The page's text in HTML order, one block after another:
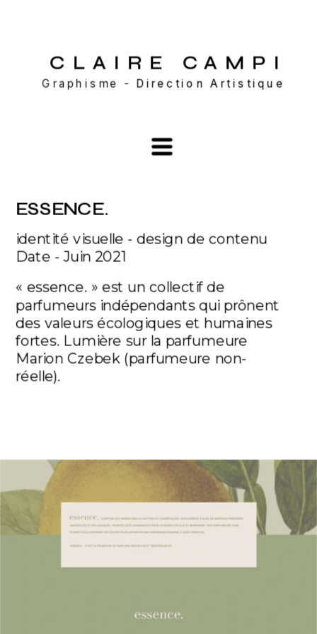
CLAIRE CAMP I
Graphisme - Direction Artistique
ESSENCE.
identité visuelle - design de contenu
Date - Juin 2021
« essence. » est un collectif de
parfumeurs indépendants qui prônent
des valeurs écologiques et humaines
fortes. Lumière sur la parfumeure
Marion Czebek (parfumeure non-
réelle).